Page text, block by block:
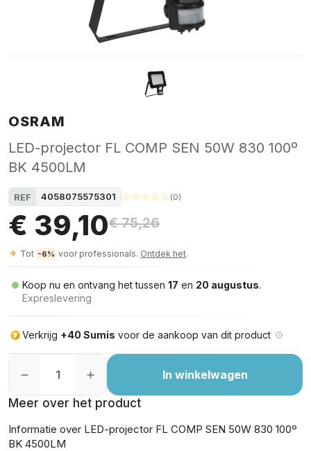
OSRAM
LED-projector FL COMP SEN 50W 830 100º
BK 4500LM
REF 4058075575301 (0)
€ 39,10€ 75,26
Tot -6% voor professionals. Ontdek het.
Koop nu en ontvang het tussen 17 en 20 augustus.
Expreslevering
Verkrijg +40 Sumis voor de aankoop van dit product
In winkelwagen
Meer over het product
Informatie over LED-projector FL COMP SEN 50W 830 100º
BK 4500LM